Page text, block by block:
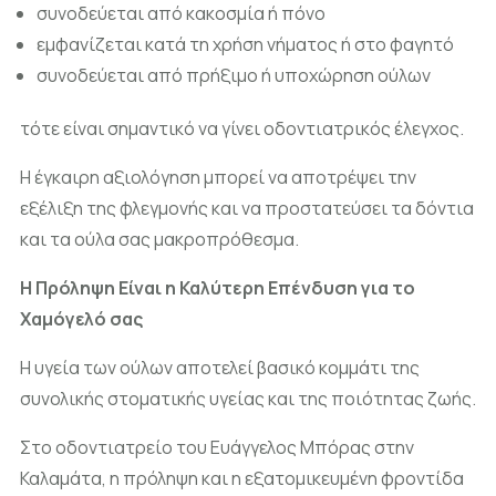
συνοδεύεται από κακοσμία ή πόνο
εμφανίζεται κατά τη χρήση νήματος ή στο φαγητό
συνοδεύεται από πρήξιμο ή υποχώρηση ούλων
τότε είναι σημαντικό να γίνει οδοντιατρικός έλεγχος.
Η έγκαιρη αξιολόγηση μπορεί να αποτρέψει την
εξέλιξη της φλεγμονής και να προστατεύσει τα δόντια
και τα ούλα σας μακροπρόθεσμα.
Η Πρόληψη Είναι η Καλύτερη Επένδυση για το
Χαμόγελό σας
Η υγεία των ούλων αποτελεί βασικό κομμάτι της
συνολικής στοματικής υγείας και της ποιότητας ζωής.
Στο οδοντιατρείο του Ευάγγελος Μπόρας στην
Καλαμάτα, η πρόληψη και η εξατομικευμένη φροντίδα